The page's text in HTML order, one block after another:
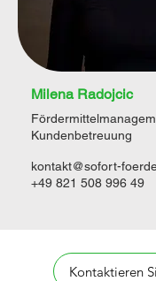
Milena Radojcic
Kundenbetreuung
kontakt@sofort-
+49 821 508 996 49
Kontaktieren